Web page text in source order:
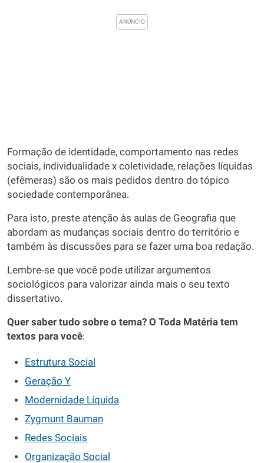
Formação de identidade, comportamento nas redes
sociais, individualidade x coletividade, relações líquidas
(efêmeras) são os mais pedidos dentro do tópico
sociedade contemporânea.
Para isto, preste atenção às aulas de Geografia que
abordam as mudanças sociais dentro do território e
também às discussões para se fazer uma boa redação.
Lembre-se que você pode utilizar argumentos
sociológicos para valorizar ainda mais o seu texto
dissertativo.
Quer saber tudo sobre o tema? O Toda Matéria tem
textos para você:
Estrutura Social
Geração Y
Modernidade Líquida
Zygmunt Bauman
Redes Sociais
Organização Social